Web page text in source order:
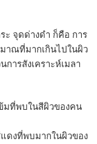
ะ จุดด่างดำ ก็คือ การ
าณที่มากเกินไปในผิว
ารสังเคราะห์เมลา
ข้มที่พบในสีผิวของคน
แดงที่พบมากในผิวของ